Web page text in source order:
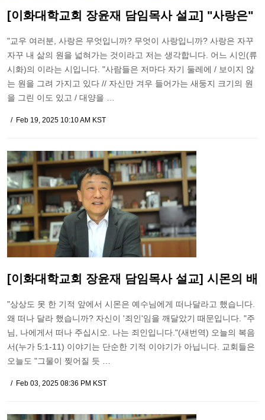
[이화대학교회 장윤재 담임목사 설교] "사랑은"
"교우 여러분, 사랑은 무엇입니까? 무엇이 사랑입니까? 사랑은 자꾸
자꾸 내 삶의 원을 넓혀가는 것이라고 저는 생각합니다. 어느 시인(류
시화)의 이라는 시입니다. "사람들은 저마다 자기 둘레에 / 보이지 않
는 원을 그려 가지고 있다 // 자신만 겨우 들어가는 새둥지 크기의 원
을 그린 이도 있고 / 대양을 …
Feb 19, 2025 10:10 AM KST
[이화대학교회 장윤재 담임목사 설교] 시몬의 배
"상상도 못 한 기적 앞에서 시몬은 예수님에게 떠나달라고 했습니다.
왜 떠나 달라 했습니까? 자신이 '죄인'임을 깨달았기 때문입니다. "주
님, 나에게서 떠나 주십시오. 나는 죄인입니다."(새번역) 오늘의 복음
서(누가 5:1-11) 이야기는 단순한 기적 이야기가 아닙니다. 교회들은
오늘도 "그물이 찢어질 듯 …
Feb 03, 2025 08:36 PM KST